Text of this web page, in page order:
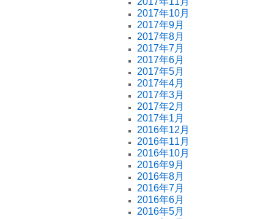
2017年10月
2017年9月
2017年8月
2017年7月
2017年6月
2017年5月
2017年4月
2017年3月
2017年2月
2017年1月
2016年12月
2016年11月
2016年10月
2016年9月
2016年8月
2016年7月
2016年6月
2016年5月